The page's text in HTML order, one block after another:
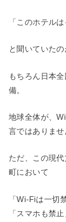
「このホテル
と聞いていたの
もちろん日本
備。
地球全体が、
言ではありませ
ただ、この現
町において
「Wi-Fiは一切
「スマホも禁止